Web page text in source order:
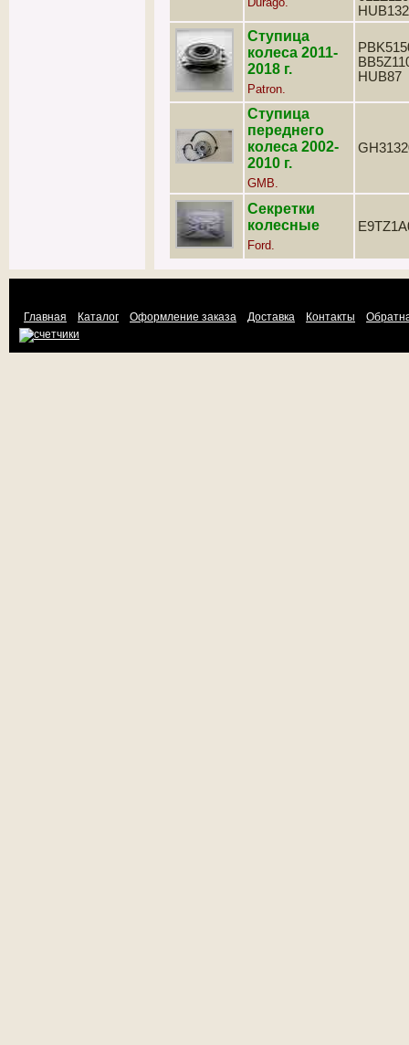
HUB132
Ступица
колеса 2011-
2018 г.
Patron.
HUB87
Ступица
переднего
колеса 2002-
2010 г.
GMB.
Секретки
колесные
Ford.
Главная Каталог Оформление заказа Доставка Контакты